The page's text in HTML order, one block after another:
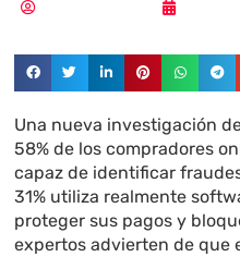
Una nueva investigación
58% de los compradores
capaz de identificar
31% utiliza realmente
proteger sus pagos y
expertos advierten de que